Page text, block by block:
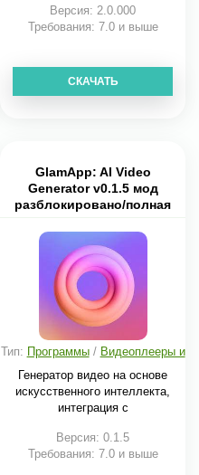
Версия: 2.0.000
Требования: 7.0 и выше
СКАЧАТЬ
GlamApp: AI Video
Generator v0.1.5 мод
разблокировано/полная
Тип: Программы/ Видеоплееры и
Генератор видео на основе
искусственного интеллекта,
интеграция с
Версия: 0.1.5
Требования: 7.0 и выше